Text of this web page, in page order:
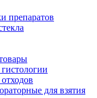
препаратов
для взятия